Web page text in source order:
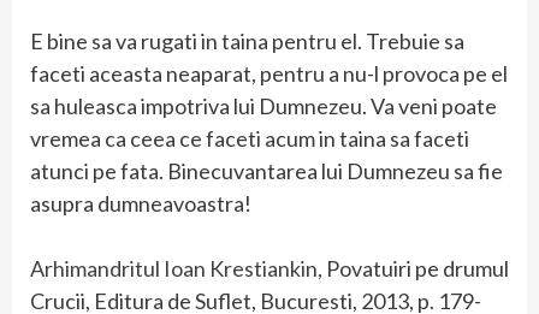
E bine sa va rugati in taina pentru el. Trebuie sa
faceti aceasta neaparat, pentru a nu-l provoca pe el
sa huleasca impotriva lui Dumnezeu. Va veni poate
vremea ca ceea ce faceti acum in taina sa faceti
atunci pe fata. Binecuvantarea lui Dumnezeu sa fie
asupra dumneavoastra!
Arhimandritul Ioan Krestiankin, Povatuiri pe drumul
Crucii, Editura de Suflet, Bucuresti, 2013, p. 179-